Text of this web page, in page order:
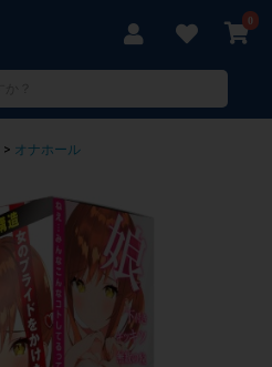
0
> オナホール